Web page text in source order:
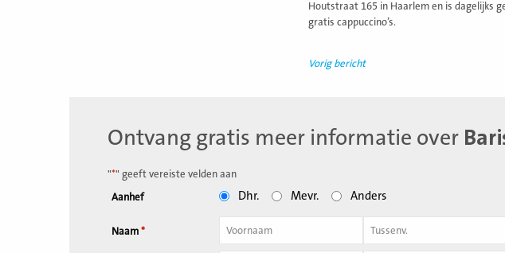
Houtstraat 165 in Haarlem en is dagelijks
gratis cappuccino’s.
Vorig bericht
Ontvang gratis meer informatie over
"*" geeft vereiste velden aan
Aanhef Dhr. Mevr. Anders
Naam *